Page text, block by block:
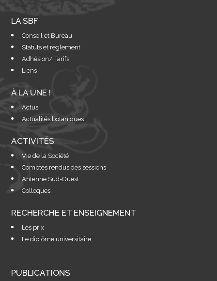
LA SBF
Conseil et Bureau
Statuts et règlement
Adhésion/ Tarifs
Liens
À LA UNE !
Actus
Actualités botaniques
ACTIVITÉS
Vie de la Société
Comptes rendus des sessions
Antenne Sud-Ouest
Colloques
RECHERCHE ET ENSEIGNEMENT
Les prix
Le diplôme universitaire
PUBLICATIONS